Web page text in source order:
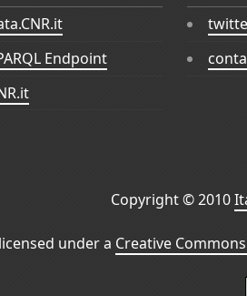
Endpoint
Copyright © 2010
under a Creative